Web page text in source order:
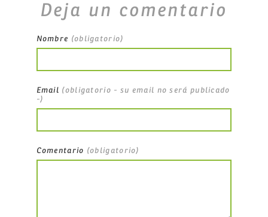
Deja un comentario
Nombre (obligatorio)
Email (obligatorio - su email no será publicado
-)
Comentario (obligatorio)